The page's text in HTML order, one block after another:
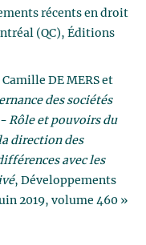
récents en droit
(QC), Éditions
DE MERS et
des sociétés
Rôle et pouvoirs du
direction des
avec les
, Développements
2019, volume 460 »